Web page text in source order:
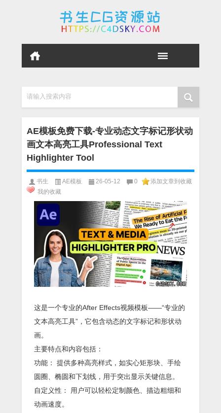
请输入搜索内容
AE模板免费下载-专业动态文字标记形状动
画文本高亮工具Professional Text
Highlighter Tool
书生 AE模板 26-05-12 0
添加文章到收藏
我的收藏
这是一个专业的After Effects视频模板——“专业的
文本高亮工具”，它包含动态的文字标记和形状动
画。
主要特点和内容包括：
功能： 提供多种高亮样式，如实心矩形块、手绘
圆圈、椭圆和下划线，用于突出显示关键信息。
自定义性： 用户可以轻松定制颜色、描边粗细和
动画速度。